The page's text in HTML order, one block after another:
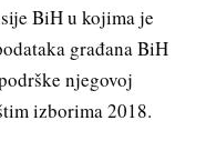
BiH u kojima je
građana BiH
njegovoj
izborima 2018.